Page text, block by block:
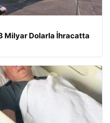
Milyar Dolarla İhracatta